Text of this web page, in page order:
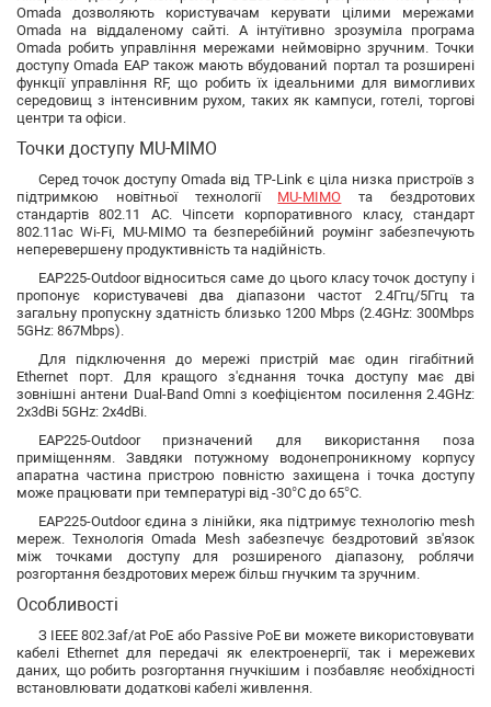
Omada дозволяють користувачам керувати цілими мережами
Omada на віддаленому сайті. А інтуїтивно зрозуміла програма
Omada робить управління мережами неймовірно зручним. Точки
доступу Omada EAP також мають вбудований портал та розширені
функції управління RF, що робить їх ідеальними для вимогливих
середовищ з інтенсивним рухом, таких як кампуси, готелі, торгові
центри та офіси.
Точки доступу MU-MIMO
Серед точок доступу Omada від TP-Link є ціла низка пристроїв з
підтримкою новітньої технології MU-MIMO та бездротових
стандартів 802.11 AC. Чіпсети корпоративного класу, стандарт
802.11ac Wi-Fi, MU-MIMO та безперебійний роумінг забезпечують
неперевершену продуктивність та надійність.
EAP225-Outdoor відноситься саме до цього класу точок доступу і
пропонує користувачеві два діапазони частот 2.4Ггц/5Ггц та
загальну пропускну здатність близько 1200 Mbps (2.4GHz: 300Mbps
5GHz: 867Mbps).
Для підключення до мережі пристрій має один гігабітний
Ethernet порт. Для кращого з'єднання точка доступу має дві
зовнішні антени Dual-Band Omni з коефіцієнтом посилення 2.4GHz:
2x3dBi 5GHz: 2x4dBi.
EAP225-Outdoor призначений для використання поза
приміщенням. Завдяки потужному водонепроникному корпусу
апаратна частина пристрою повністю захищена і точка доступу
може працювати при температурі від -30°C до 65°C.
EAP225-Outdoor єдина з лінійки, яка підтримує технологію mesh
мереж. Технологія Omada Mesh забезпечує бездротовий зв'язок
між точками доступу для розширеного діапазону, роблячи
розгортання бездротових мереж більш гнучким та зручним.
Особливості
З IEEE 802.3af/at PoE або Passive PoE ви можете використовувати
кабелі Ethernet для передачі як електроенергії, так і мережевих
даних, що робить розгортання гнучкішим і позбавляє необхідності
встановлювати додаткові кабелі живлення.